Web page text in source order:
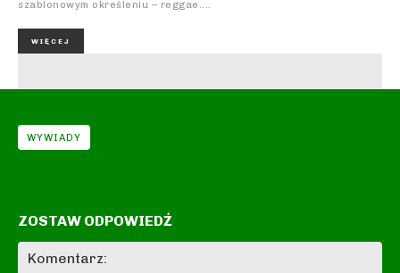
szablonowym określeniu – reggae....
WIĘCEJ
WYWIADY
ZOSTAW ODPOWIEDŹ